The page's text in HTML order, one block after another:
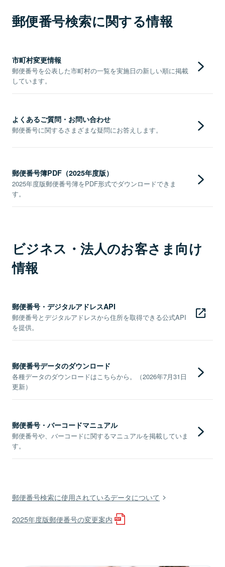
郵便番号検索に関する情報
市町村変更情報
郵便番号を公表した市町村の一覧を実施日の新しい順に掲載
しています。
よくあるご質問・お問い合わせ
郵便番号に関するさまざまな疑問にお答えします。
郵便番号簿PDF（2025年度版）
2025年度版郵便番号簿をPDF形式でダウンロードできま
す。
ビジネス・法人のお客さま向け
情報
郵便番号・デジタルアドレスAPI
郵便番号とデジタルアドレスから住所を取得できる公式API
を提供。
郵便番号データのダウンロード
各種データのダウンロードはこちらから。（2026年7月31日
更新）
郵便番号・バーコードマニュアル
郵便番号や、バーコードに関するマニュアルを掲載していま
す。
郵便番号検索に使用されているデータについて
2025年度版郵便番号の変更案内